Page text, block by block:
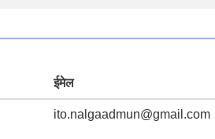
ईमेल
ito.nalgaadmun@gmail.com